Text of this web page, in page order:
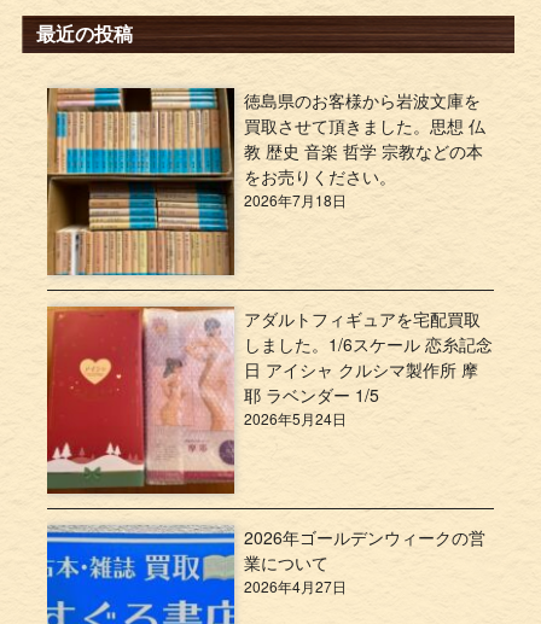
最近の投稿
徳島県のお客様から岩波文庫を
買取させて頂きました。思想 仏
教 歴史 音楽 哲学 宗教などの本
をお売りください。
2026年7月18日
アダルトフィギュアを宅配買取
しました。1/6スケール 恋糸記念
日 アイシャ クルシマ製作所 摩
耶 ラベンダー 1/5
2026年5月24日
2026年ゴールデンウィークの営
業について
2026年4月27日